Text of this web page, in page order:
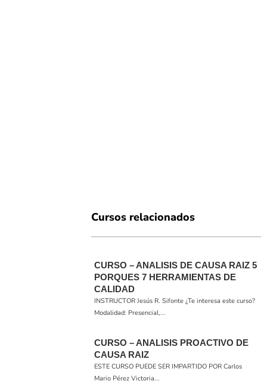
Cursos relacionados
CURSO – ANALISIS DE CAUSA RAIZ 5
PORQUES 7 HERRAMIENTAS DE
CALIDAD
INSTRUCTOR Jesús R. Sifonte ¿Te interesa este curso?
Modalidad: Presencial,...
CURSO – ANALISIS PROACTIVO DE
CAUSA RAIZ
ESTE CURSO PUEDE SER IMPARTIDO POR Carlos
Mario Pérez Victoria...